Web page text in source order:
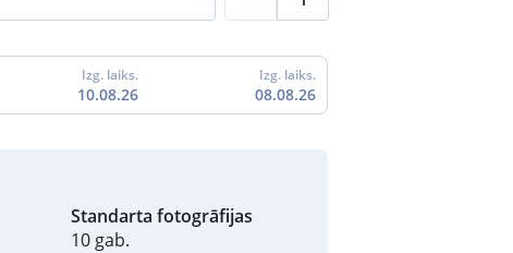
Izg. laiks.
10.08.26
Izg. laiks.
08.08.26
Standarta fotogrāfijas
10 gab.